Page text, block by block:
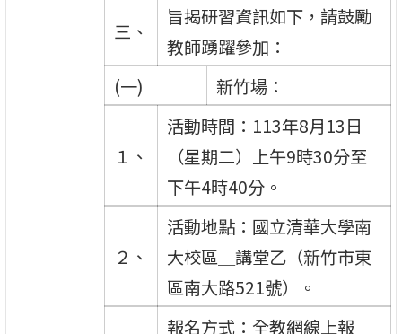
三、
旨揭研習資訊如下，請鼓勵
教師踴躍參加：
(一)
新竹場：
１、
活動時間：113年8月13日
（星期二）上午9時30分至
下午4時40分。
２、
活動地點：國立清華大學南
大校區＿講堂乙（新竹市東
區南大路521號）。
報名方式：全教網線上報